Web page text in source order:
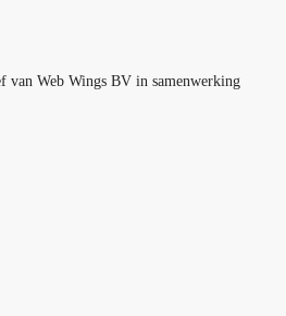
van Web Wings BV in samenwerking